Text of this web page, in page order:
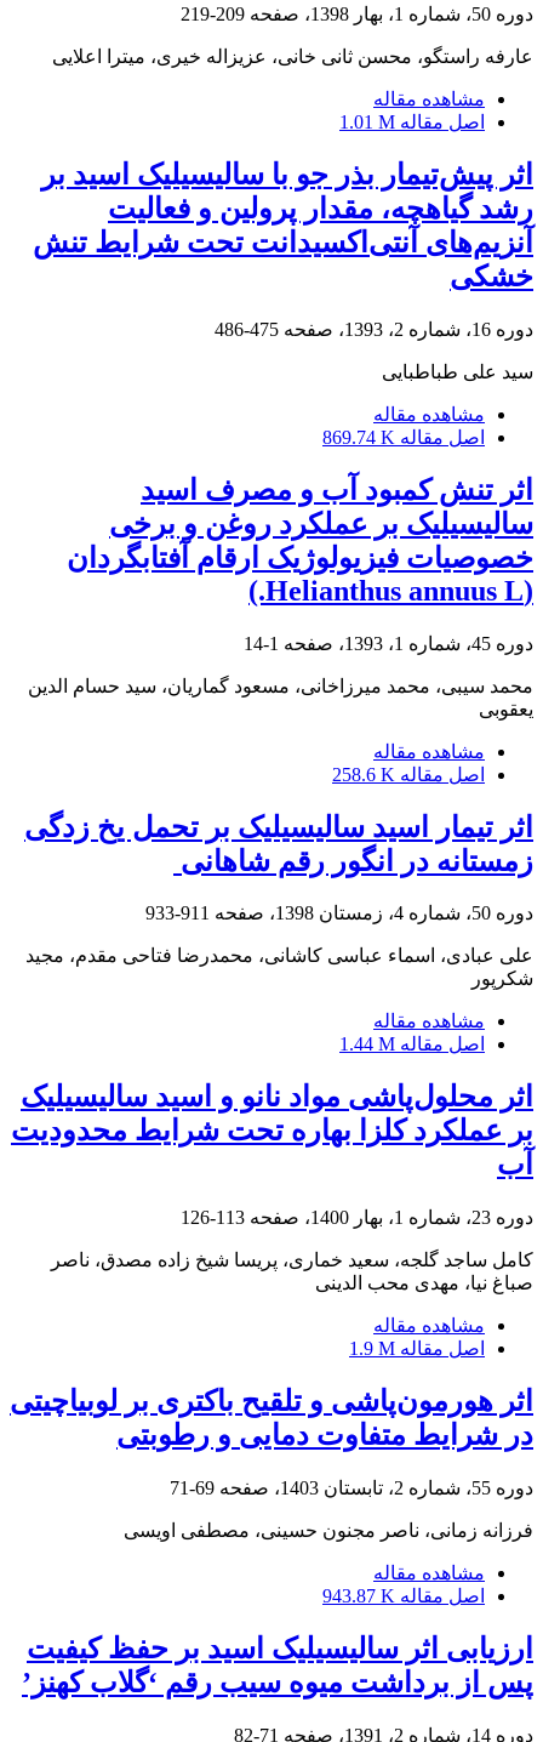
دوره 50، شماره 1، بهار 1398، صفحه 209-219
عارفه راستگو، محسن ثانی خانی، عزیزاله خیری، میترا اعلایی
مشاهده مقاله
اصل مقاله 1.01 M
اثر پیش‌تیمار بذر جو با سالیسیلیک اسید بر
رشد گیاهچه، مقدار پرولین و فعالیت
آنزیم‌های آنتی‌اکسیدانت تحت شرایط تنش
خشکی
دوره 16، شماره 2، 1393، صفحه 475-486
سید علی طباطبایی
مشاهده مقاله
اصل مقاله 869.74 K
اثر تنش کمبود آب و مصرف اسید
سالیسیلیک بر عملکرد روغن و برخی
خصوصیات فیزیولوژیک ارقام آفتابگردان
(Helianthus annuus L.)
دوره 45، شماره 1، 1393، صفحه 1-14
محمد سیبی، محمد میرزاخانی، مسعود گماریان، سید حسام الدین
یعقوبی
مشاهده مقاله
اصل مقاله 258.6 K
اثر تیمار اسید سالیسیلیک بر تحمل یخ زدگی
زمستانه در انگور رقم شاهانی ‏
دوره 50، شماره 4، زمستان 1398، صفحه 911-933
علی عبادی، اسماء عباسی کاشانی، محمدرضا فتاحی مقدم، مجید
شکرپور
مشاهده مقاله
اصل مقاله 1.44 M
اثر محلول‌پاشی مواد نانو و اسید سالیسیلیک
بر عملکرد کلزا بهاره تحت شرایط محدودیت
آب
دوره 23، شماره 1، بهار 1400، صفحه 113-126
کامل ساجد گلجه، سعید خماری، پریسا شیخ زاده مصدق، ناصر
صباغ نیا، مهدی محب الدینی
مشاهده مقاله
اصل مقاله 1.9 M
اثر هورمون‌پاشی و تلقیح باکتری بر لوبیاچیتی
در شرایط متفاوت دمایی و رطوبتی
دوره 55، شماره 2، تابستان 1403، صفحه 69-71
فرزانه زمانی، ناصر مجنون حسینی، مصطفی اویسی
مشاهده مقاله
اصل مقاله 943.87 K
ارزیابی اثر سالیسیلیک اسید بر حفظ کیفیت
پس از برداشت میوه سیب رقم ‘گلاب کهنز’
دوره 14، شماره 2، 1391، صفحه 71-82